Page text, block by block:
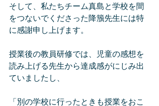
そして、私たちチーム真島と学校を間
をつないでくださった降籏先生には特
に感謝申し上げます。
授業後の教員研修では、児童の感想を
読み上げる先生から達成感がにじみ出
ていましたし、
「別の学校に行ったときも授業をおこ